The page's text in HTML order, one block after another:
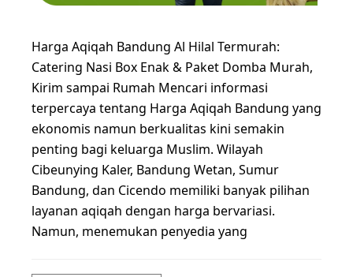
Harga Aqiqah Bandung Al Hilal Termurah:
Catering Nasi Box Enak & Paket Domba Murah,
Kirim sampai Rumah Mencari informasi
terpercaya tentang Harga Aqiqah Bandung yang
ekonomis namun berkualitas kini semakin
penting bagi keluarga Muslim. Wilayah
Cibeunying Kaler, Bandung Wetan, Sumur
Bandung, dan Cicendo memiliki banyak pilihan
layanan aqiqah dengan harga bervariasi.
Namun, menemukan penyedia yang